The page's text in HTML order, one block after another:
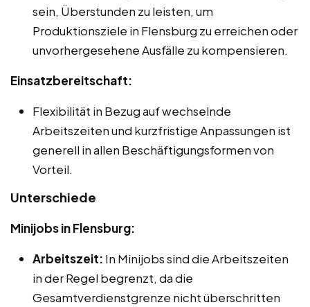
sein, Überstunden zu leisten, um
Produktionsziele in Flensburg zu erreichen oder
unvorhergesehene Ausfälle zu kompensieren.
Einsatzbereitschaft:
Flexibilität in Bezug auf wechselnde
Arbeitszeiten und kurzfristige Anpassungen ist
generell in allen Beschäftigungsformen von
Vorteil.
Unterschiede
Minijobs in Flensburg:
Arbeitszeit: In Minijobs sind die Arbeitszeiten
in der Regel begrenzt, da die
Gesamtverdienstgrenze nicht überschritten